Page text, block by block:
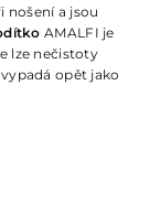
nošení a jsou
AMALFI je
lze nečistoty
opět jako